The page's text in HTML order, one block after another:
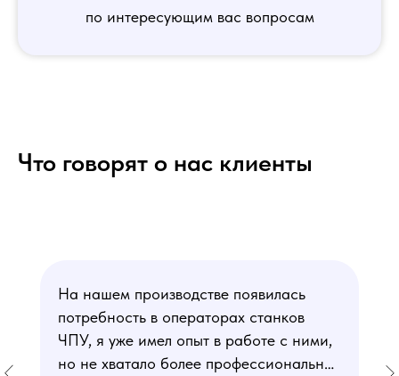
по интересующим вас вопросам
Что говорят о нас клиенты
На нашем производстве появилась
потребность в операторах станков
ЧПУ, я уже имел опыт в работе с ними,
но не хватало более профессиональных